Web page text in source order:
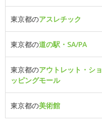
東京都のアスレチック
東京都の道の駅・SA/PA
東京都のアウトレット・ショ
ッピングモール
東京都の美術館